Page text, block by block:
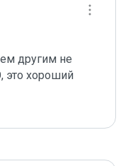
другим не
это хороший